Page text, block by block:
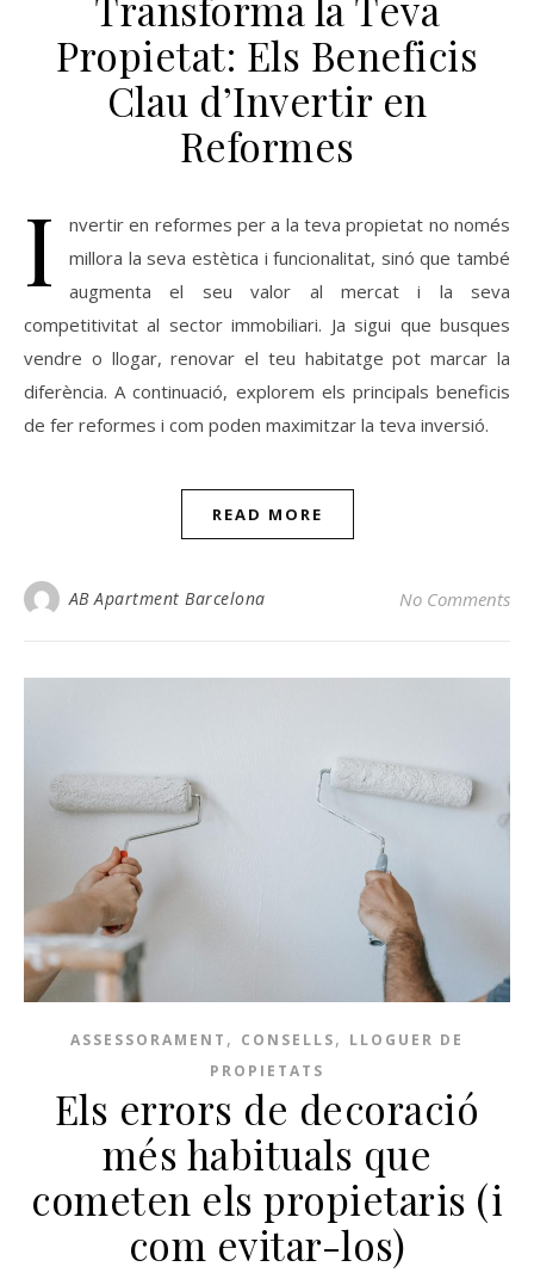
Propietat: Els Beneficis
Clau d’Invertir en
Reformes
I
nvertir en reformes per a la teva propietat no només
millora la seva estètica i funcionalitat, sinó que també
augmenta el seu valor al mercat i la seva
competitivitat al sector immobiliari. Ja sigui que busques
vendre o llogar, renovar el teu habitatge pot marcar la
diferència. A continuació, explorem els principals beneficis
de fer reformes i com poden maximitzar la teva inversió.
READ MORE
AB Apartment Barcelona No Comments
ASSESSORAMENT , CONSELLS, LLOGUER DE
PROPIETATS
Els errors de decoració
més habituals que
cometen els propietaris (i
com evitar-los)